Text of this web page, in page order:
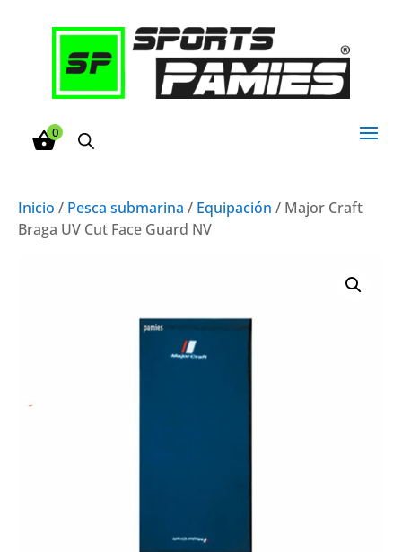
0
Inicio / Pesca submarina / Equipación / Major Craft
Braga UV Cut Face Guard NV